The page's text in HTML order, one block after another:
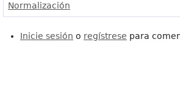
Normalización
Inicie sesión o regístrese para